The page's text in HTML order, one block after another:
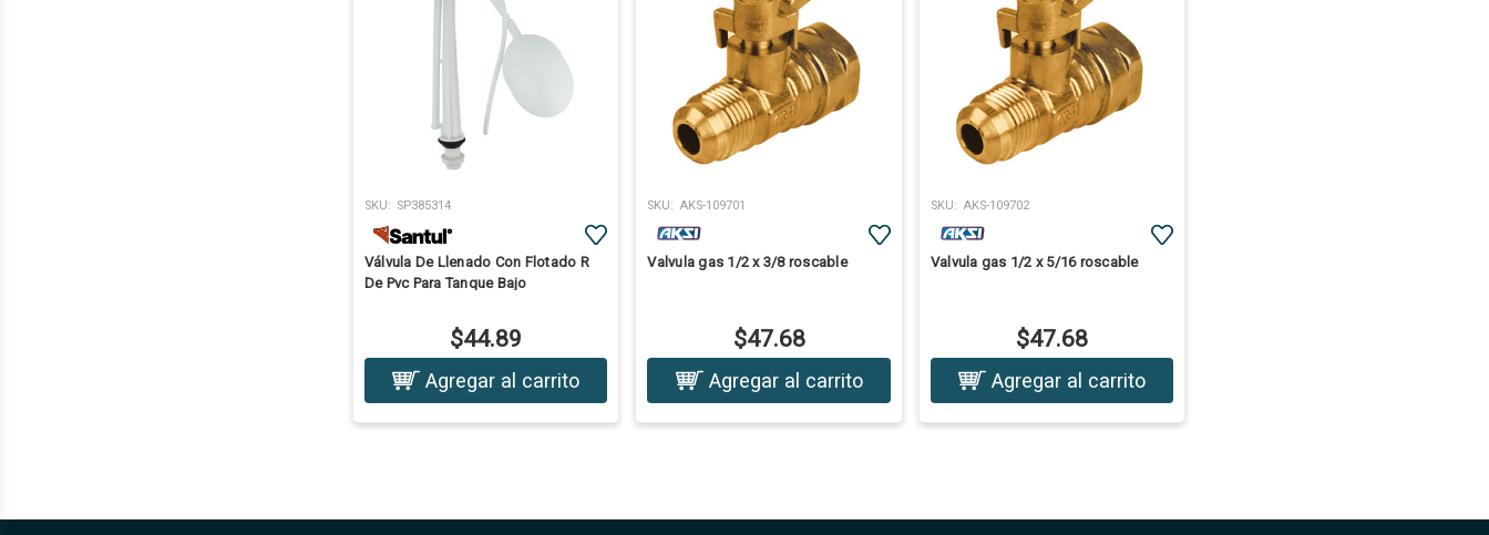
SKU: SP385314
Válvula De Llenado Con Flotado R
De Pvc Para Tanque Bajo
$44.89
Agregar al carrito
SKU: AKS-109701
Valvula gas 1/2 x 3/8 roscable
$47.68
Agregar al carrito
SKU: AKS-109702
Valvula gas 1/2 x 5/16 roscable
$47.68
Agregar al carrito